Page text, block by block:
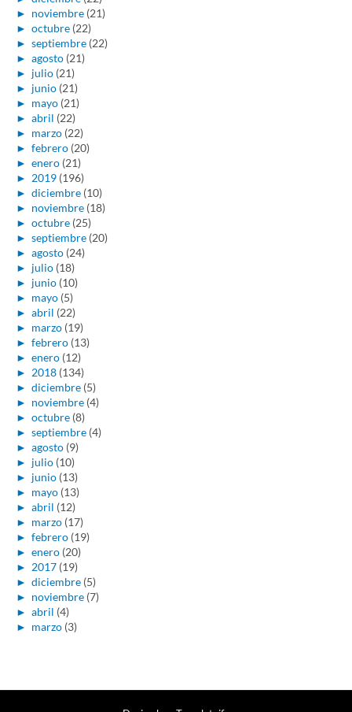
► noviembre (21)
► octubre (22)
► septiembre (22)
► agosto (21)
► julio (21)
► junio (21)
► mayo (21)
► abril (22)
► marzo (22)
► febrero (20)
► enero (21)
► 2019 (196)
► diciembre (10)
► noviembre (18)
► octubre (25)
► septiembre (20)
► agosto (24)
► julio (18)
► junio (10)
► mayo (5)
► abril (22)
► marzo (19)
► febrero (13)
► enero (12)
► 2018 (134)
► diciembre (5)
► noviembre (4)
► octubre (8)
► septiembre (4)
► agosto (9)
► julio (10)
► junio (13)
► mayo (13)
► abril (12)
► marzo (17)
► febrero (19)
► enero (20)
► 2017 (19)
► diciembre (5)
► noviembre (7)
► abril (4)
► marzo (3)